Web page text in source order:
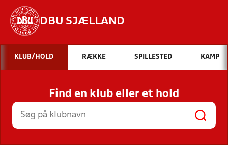
DBU SJÆLLAND
Hvad vil du søge efter?
INDHOLD OG NYHEDER
STILLINGER, RESULTATER, KLUBBER OG
HOLD
KLUB/HOLD RÆKKE SPILLESTED KAMP
Find en klub eller et hold